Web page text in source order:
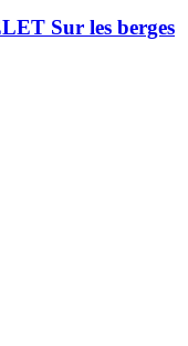
Sur les berges